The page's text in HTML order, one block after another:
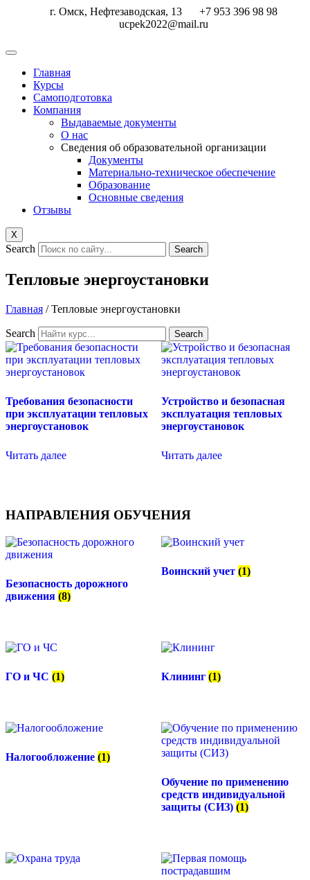
г. Омск, Нефтезаводская, 13
+7 953 396 98 98
ucpek2022@mail.ru
Главная
Курсы
Самоподготовка
Компания
Выдаваемые документы
О нас
Сведения об образовательной организации
Документы
Материально-техническое обеспечение
Образование
Основные сведения
Отзывы
X
Search Search
Тепловые энергоустановки
Главная / Тепловые энергоустановки
Search Search
Требования безопасности
при эксплуатации тепловых
энергоустановок
Читать далее
Устройство и безопасная
эксплуатация тепловых
энергоустановок
Читать далее
НАПРАВЛЕНИЯ ОБУЧЕНИЯ
Безопасность дорожного
движения (8)
Воинский учет (1)
ГО и ЧС (1) Клининг (1)
Налогообложение (1)
Обучение по применению
средств индивидуальной
защиты (СИЗ) (1)